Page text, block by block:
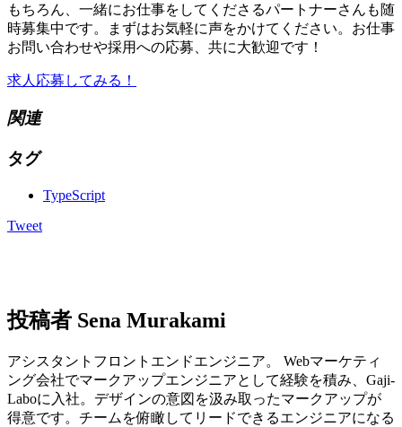
もちろん、一緒にお仕事をしてくださるパートナーさんも随
時募集中です。まずはお気軽に声をかけてください。お仕事
お問い合わせや採用への応募、共に大歓迎です！
求人応募してみる！
関連
タグ
TypeScript
Tweet
投稿者 Sena Murakami
アシスタントフロントエンドエンジニア。 Webマーケティ
ング会社でマークアップエンジニアとして経験を積み、Gaji-
Laboに入社。デザインの意図を汲み取ったマークアップが
得意です。チームを俯瞰してリードできるエンジニアになる